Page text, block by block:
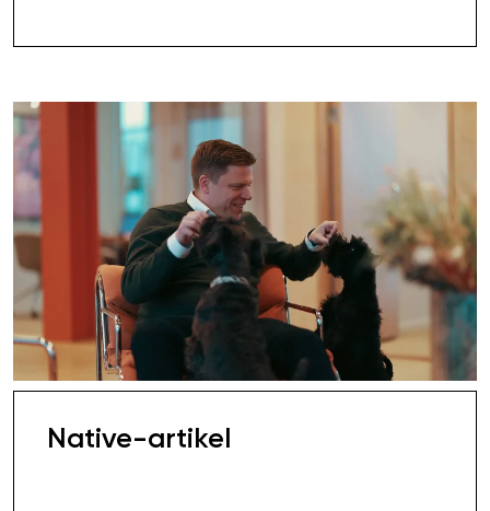
Native-artikel